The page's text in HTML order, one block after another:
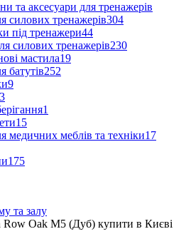
та аксесуари для тренажерів
силових тренажерів304
під тренажери44
силових тренажерів230
мастила19
батутів252
9
3
1
15
медичних меблів та техніки17
175
та залу
Oak M5 (Дуб) купити в Києві